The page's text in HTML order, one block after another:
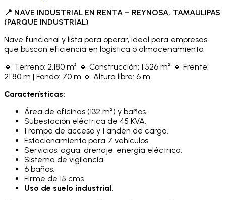
📍 NAVE INDUSTRIAL EN RENTA – REYNOSA, TAMAULIPAS
(PARQUE INDUSTRIAL)
Nave funcional y lista para operar, ideal para empresas
que buscan eficiencia en logística o almacenamiento.
🔹 Terreno: 2,180 m² 🔹 Construcción: 1,526 m² 🔹 Frente:
21.80 m | Fondo: 70 m 🔹 Altura libre: 6 m
Características:
Área de oficinas (132 m²) y baños.
Subestación eléctrica de 45 KVA.
1 rampa de acceso y 1 andén de carga.
Estacionamiento para 7 vehículos.
Servicios: agua, drenaje, energía eléctrica.
Sistema de vigilancia.
6 baños.
Firme de 15 cms.
Uso de suelo industrial.